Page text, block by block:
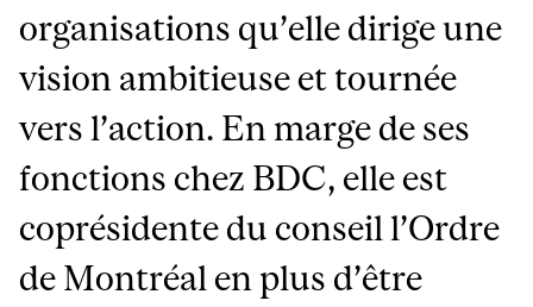
organisations qu’elle dirige une
vision ambitieuse et tournée
vers l’action. En marge de ses
fonctions chez BDC, elle est
coprésidente du conseil l’Ordre
de Montréal en plus d’être